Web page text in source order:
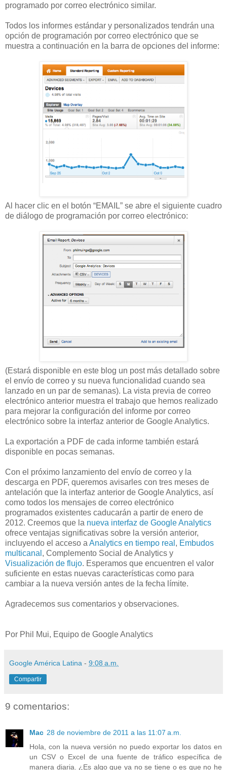
programado por correo electrónico similar.
Todos los informes estándar y personalizados tendrán una
opción de programación por correo electrónico que se
muestra a continuación en la barra de opciones del informe:
Al hacer clic en el botón “EMAIL” se abre el siguiente cuadro
de diálogo de programación por correo electrónico:
(Estará disponible en este blog un post más detallado sobre
el envío de correo y su nueva funcionalidad cuando sea
lanzado en un par de semanas). La vista previa de correo
electrónico anterior muestra el trabajo que hemos realizado
para mejorar la configuración del informe por correo
electrónico sobre la interfaz anterior de Google Analytics.
La exportación a PDF de cada informe también estará
disponible en pocas semanas.
Con el próximo lanzamiento del envío de correo y la
descarga en PDF, queremos avisarles con tres meses de
antelación que la interfaz anterior de Google Analytics, así
como todos los mensajes de correo electrónico
programados existentes caducarán a partir de enero de
2012. Creemos que la nueva interfaz de Google Analytics
ofrece ventajas significativas sobre la versión anterior,
incluyendo el acceso a Analytics en tiempo real , Embudos
multicanal , Complemento Social de Analytics y
Visualización de flujo. Esperamos que encuentren el valor
suficiente en estas nuevas características como para
cambiar a la nueva versión antes de la fecha límite.
Agradecemos sus comentarios y observaciones.
Por Phil Mui, Equipo de Google Analytics
Google América Latina - 9:08 a.m.
Compartir
9 comentarios:
Mac 28 de noviembre de 2011 a las 11:07 a.m.
Hola, con la nueva versión no puedo exportar los datos en
un CSV o Excel de una fuente de tráfico específica de
manera diaria. ¿Es algo que ya no se tiene o es que no he